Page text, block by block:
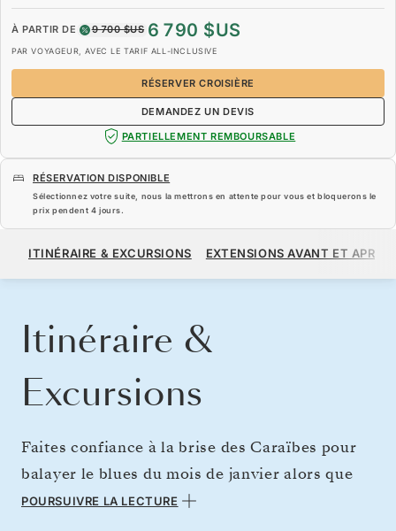
À PARTIR DE 9 700 $US 6 790 $US
PAR VOYAGEUR, AVEC LE TARIF ALL-INCLUSIVE
RÉSERVER CROISIÈRE
DEMANDEZ UN DEVIS
PARTIELLEMENT REMBOURSABLE
RÉSERVATION DISPONIBLE
Sélectionnez votre suite, nous la mettrons en attente pour vous et bloquerons le
prix pendent 4 jours.
À PARTIR DE 6 790 $US
ITINÉRAIRE & EXCURSIONS EXTENSIONS AVANT ET APRÈS
Itinéraire &
Excursions
Faites confiance à la brise des Caraïbes pour
balayer le blues du mois de janvier alors que
défilent sous vos yeux certaines des plus belles
POURSUIVRE LA LECTURE